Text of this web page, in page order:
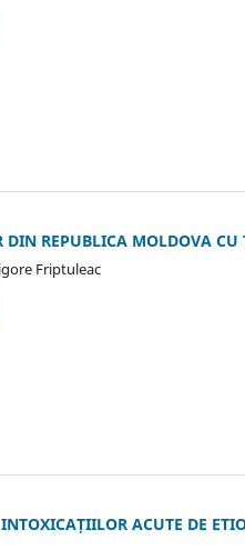
DIN REPUBLICA MOLDOVA
Friptuleac
ACUTE DE